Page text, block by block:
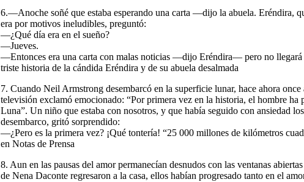
6.—Anoche soñé que estaba esperando una carta —dijo la abuela. Eréndira,
era por motivos ineludibles, preguntó:
—¿Qué día era en el sueño?
—Jueves.
—Entonces era una carta con malas noticias —dijo Eréndira— pero no
triste historia de la cándida Eréndira y de su abuela desalmada
7. Cuando Neil Armstrong desembarcó en la superficie lunar, hace ahora once
televisión exclamó emocionado: “Por primera vez en la historia, el hombre ha
Luna”. Un niño que estaba con nosotros, y que había seguido con ansiedad
desembarco, gritó sorprendido:
—¿Pero es la primera vez? ¡Qué tontería! “25 000 millones de kilómetros
en Notas de Prensa
8. Aun en las pausas del amor permanecían desnudos con las ventanas
de Nena Daconte regresaron a la casa, ellos habían progresado tanto en el